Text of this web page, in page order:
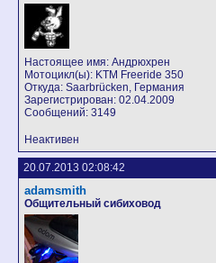
Настоящее имя: Андрюхрен
Мотоцикл(ы): KTM Freeride 350
Откуда: Saarbrücken, Германия
Зарегистрирован: 02.04.2009
Сообщений: 3149
Неактивен
20.07.2013 02:08:42
adamsmith
Общительный сибиховод